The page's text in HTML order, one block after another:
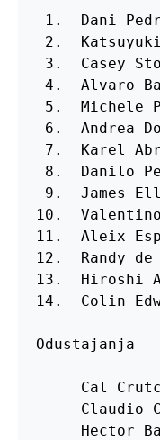
1.  Dani
2.
3.  Casey
4.  Alvaro
5.  Michele
6.  Andrea
7.  Karel
8.  Danilo
9.  James
10.
11.  Aleix
12.  Randy
13.  Hiroshi
14.  Colin
Odustajanja
Cal
Claudio
Hector